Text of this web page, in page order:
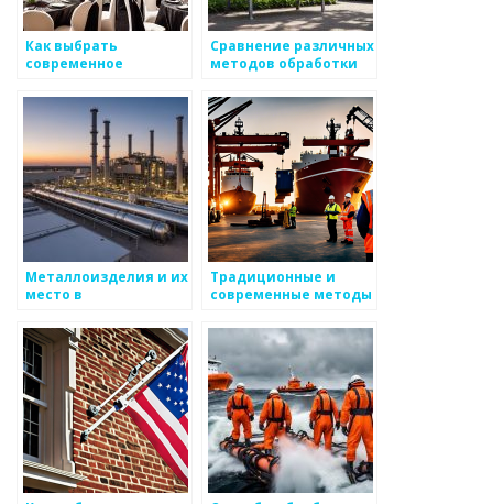
Как выбрать
современное
обработки металлов
Сравнение различных
методов обработки
Металлоизделия и их
место в
культуре
Традиционные и
современные методы